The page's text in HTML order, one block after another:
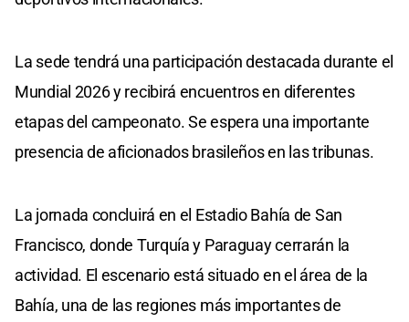
La sede tendrá una participación destacada durante el
Mundial 2026 y recibirá encuentros en diferentes
etapas del campeonato. Se espera una importante
presencia de aficionados brasileños en las tribunas.
La jornada concluirá en el Estadio Bahía de San
Francisco, donde Turquía y Paraguay cerrarán la
actividad. El escenario está situado en el área de la
Bahía, una de las regiones más importantes de